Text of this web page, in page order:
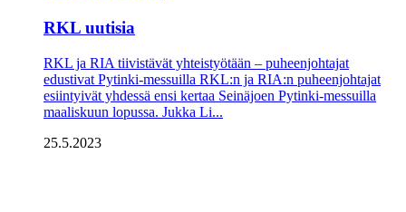
RKL uutisia
RKL ja RIA tiivistävät yhteistyötään – puheenjohtajat
edustivat Pytinki-messuilla RKL:n ja RIA:n puheenjohtajat
esiintyivät yhdessä ensi kertaa Seinäjoen Pytinki-messuilla
maaliskuun lopussa. Jukka Li...
25.5.2023